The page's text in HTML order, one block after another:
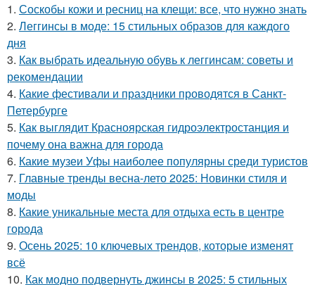
1. Соскобы кожи и ресниц на клещи: все, что нужно знать
2. Леггинсы в моде: 15 стильных образов для каждого
дня
3. Как выбрать идеальную обувь к леггинсам: советы и
рекомендации
4. Какие фестивали и праздники проводятся в Санкт-
Петербурге
5. Как выглядит Красноярская гидроэлектростанция и
почему она важна для города
6. Какие музеи Уфы наиболее популярны среди туристов
7. Главные тренды весна-лето 2025: Новинки стиля и
моды
8. Какие уникальные места для отдыха есть в центре
города
9. Осень 2025: 10 ключевых трендов, которые изменят
всё
10. Как модно подвернуть джинсы в 2025: 5 стильных